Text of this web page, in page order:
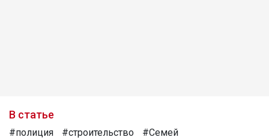
В статье
#полиция #строительство
#Семей